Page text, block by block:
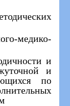
медико-
и
и
по